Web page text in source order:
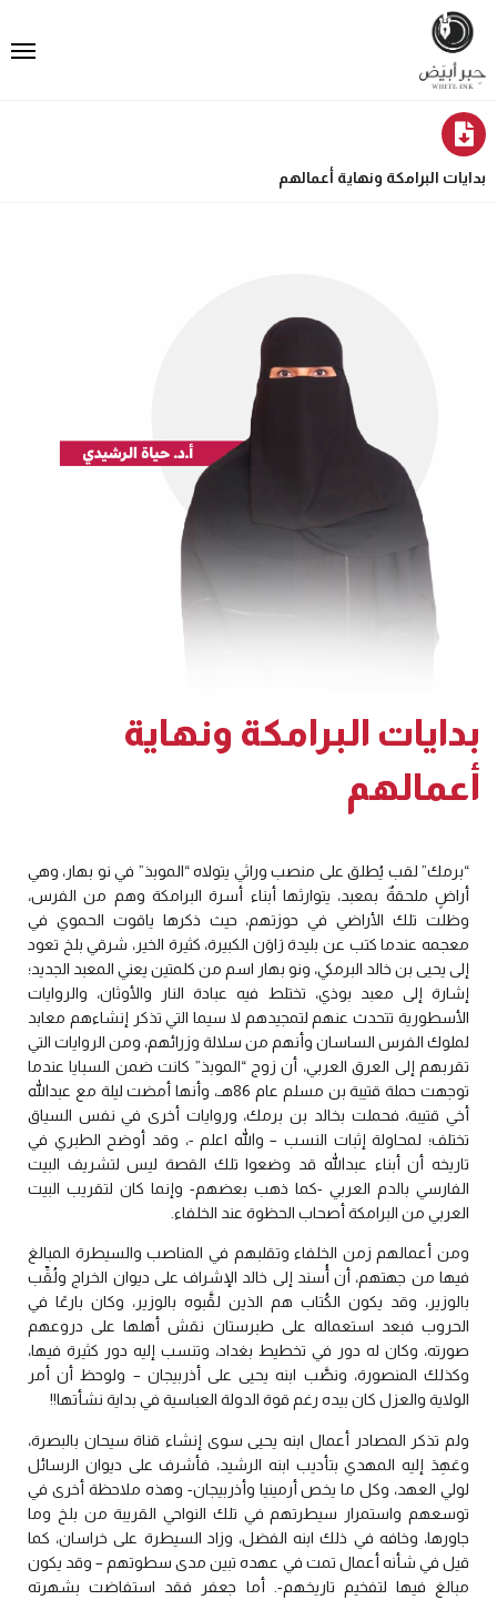
بدايات البرامكة ونهاية أعمالهم
بدايات البرامكة ونهاية
أعمالهم
“برمك” لقب يُطلق على منصب وراثي يتولاه “الموبذ” في نو بهار، وهي
أراضٍ ملحقةٌ بمعبد، يتوارثها أبناء أسرة البرامكة وهم من الفرس،
وظلت تلك الأراضي في حوزتهم، حيث ذكرها ياقوت الحموي في
معجمه عندما كتب عن بليدة رَاوَن الكبيرة، كثيرة الخير، شرقي بلخ تعود
إلى يحيى بن خالد البرمكي، ونو بهار اسم من كلمتين يعني المعبد الجديد؛
إشارة إلى معبد بوذي، تختلط فيه عبادة النار والأوثان، والروايات
الأسطورية تتحدث عنهم لتمجيدهم لا سيما التي تذكر إنشاءهم معابد
لملوك الفرس الساسان وأنهم من سلالة وزرائهم، ومن الروايات التي
تقربهم إلى العرق العربي، أن زوج “الموبذ” كانت ضمن السبايا عندما
توجهت حملة قتيبة بن مسلم عام 86هـ، وأنها أمضت ليلة مع عبدالله
أخي قتيبة، فحملت بخالد بن برمك، وروايات أخرى في نفس السياق
تختلف؛ لمحاولة إثبات النسب – والله اعلم -، وقد أوضح الطبري في
تاريخه أن أبناء عبدالله قد وضعوا تلك القصة ليس لتشريف البيت
الفارسي بالدم العربي -كما ذهب بعضهم- وإنما كان لتقريب البيت
العربي من البرامكة أصحاب الحظوة عند الخلفاء.
ومن أعمالهم زمن الخلفاء وتقلبهم في المناصب والسيطرة المبالغ
فيها من جهتهم، أن أُسند إلى خالد الإشراف على ديوان الخراج ولُقِّب
بالوزير، وقد يكون الكُتاب هم الذين لقَّبوه بالوزير، وكان بارعًا في
الحروب فبعد استعماله على طبرستان نقش أهلها على دروعهم
صورته، وكان له دور في تخطيط بغداد، وتنسب إليه دور كثيرة فيها،
وكذلك المنصورة، ونصَّب ابنه يحيى على أذربيجان – ولوحظ أن أمر
الولاية والعزل كان بيده رغم قوة الدولة العباسية في بداية نشأتها!!
ولم تذكر المصادر أعمال ابنه يحيى سوى إنشاء قناة سيحان بالبصرة،
وعَهِدَ إليه المهدي بتأديب ابنه الرشيد، فأشرف على ديوان الرسائل
لولي العهد، وكل ما يخص أرمينيا وأذربيجان- وهذه ملاحظة أخرى في
توسعهم واستمرار سيطرتهم في تلك النواحي القريبة من بلخ وما
جاورها، وخافه في ذلك ابنه الفضل، وزاد السيطرة على خراسان، كما
قيل في شأنه أعمال تمت في عهده تبين مدى سطوتهم – وقد يكون
مبالغ فيها لتفخيم تاريخهم-. أما جعفر فقد استفاضت بشهرته